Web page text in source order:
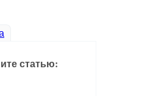
статью: